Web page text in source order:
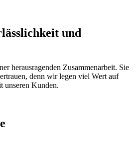
und
herausragenden Zusammenarbeit. Sie
denn wir legen viel Wert auf
unseren Kunden.